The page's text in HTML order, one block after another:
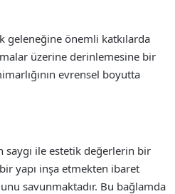
geleneğine önemli katkılarda
üzerine derinlemesine bir
evrensel boyutta
saygı ile estetik değerlerin bir
yapı inşa etmekten ibaret
savunmaktadır. Bu bağlamda